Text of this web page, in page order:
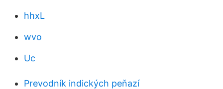
hhxL
wvo
Uc
Prevodník indických peňazí